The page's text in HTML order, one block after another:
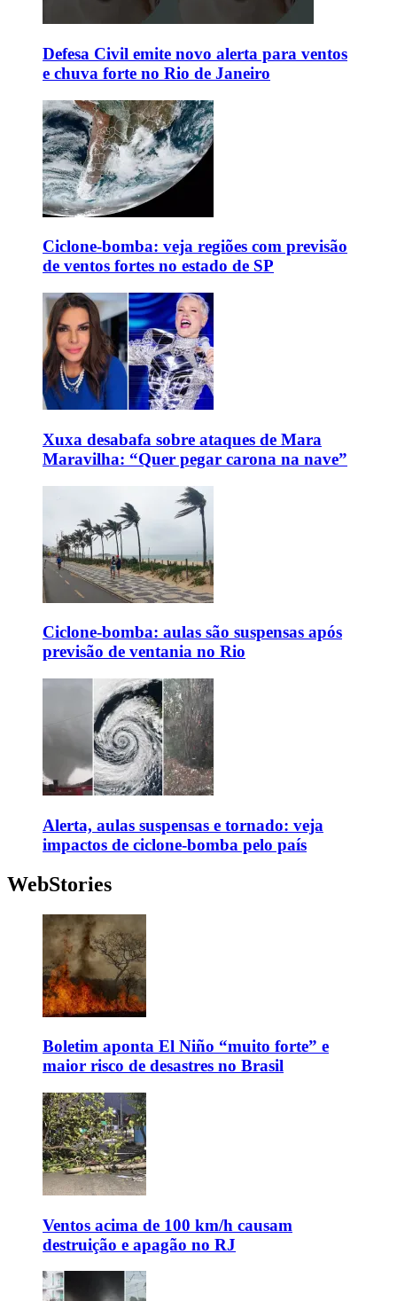
Defesa Civil emite novo alerta para ventos
e chuva forte no Rio de Janeiro
Ciclone-bomba: veja regiões com previsão
de ventos fortes no estado de SP
Xuxa desabafa sobre ataques de Mara
Maravilha: “Quer pegar carona na nave”
Ciclone-bomba: aulas são suspensas após
previsão de ventania no Rio
Alerta, aulas suspensas e tornado: veja
impactos de ciclone-bomba pelo país
WebStories
Boletim aponta El Niño “muito forte” e
maior risco de desastres no Brasil
Ventos acima de 100 km/h causam
destruição e apagão no RJ